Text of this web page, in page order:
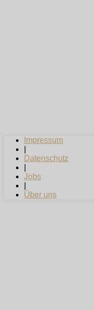
Impressum
Datenschutz
Jobs
Über uns